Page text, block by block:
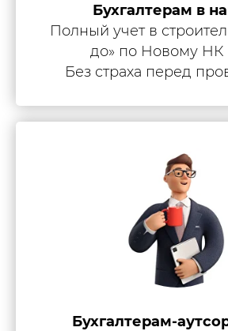
Бухгалтерам в
Полный учет в
до» по Новому НК
Без страха перед
Бухгалтерам-